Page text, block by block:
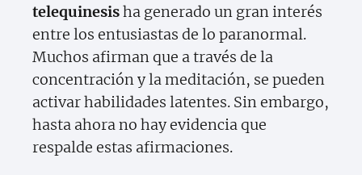
telequinesisha generado un gran interés
entre los entusiastas de lo paranormal.
Muchos afirman que a través de la
concentración y la meditación, se pueden
activar habilidades latentes. Sin embargo,
hasta ahora no hay evidencia que
respalde estas afirmaciones.